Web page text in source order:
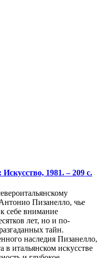
1981. – 209 с.
Пизанелло, чье
себе внимание
лет, но и по-
тайн.
наследия Пизанелло,
в итальянском искусстве